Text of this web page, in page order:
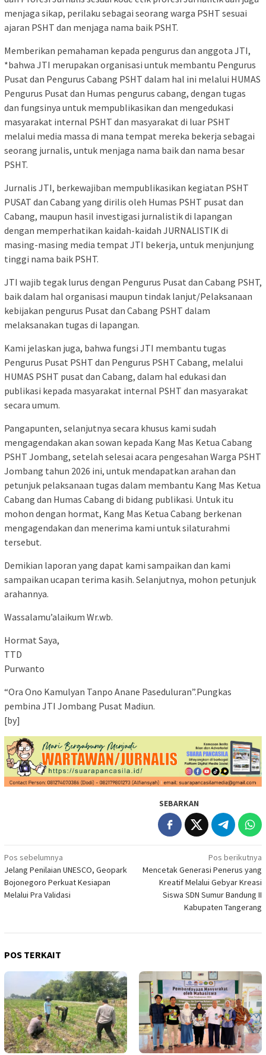
menjaga sikap, perilaku sebagai seorang warga PSHT sesuai
ajaran PSHT dan menjaga nama baik PSHT.
Memberikan pemahaman kepada pengurus dan anggota JTI,
*bahwa JTI merupakan organisasi untuk membantu Pengurus
Pusat dan Pengurus Cabang PSHT dalam hal ini melalui HUMAS
Pengurus Pusat dan Humas pengurus cabang, dengan tugas
dan fungsinya untuk mempublikasikan dan mengedukasi
masyarakat internal PSHT dan masyarakat di luar PSHT
melalui media massa di mana tempat mereka bekerja sebagai
seorang jurnalis, untuk menjaga nama baik dan nama besar
PSHT.
Jurnalis JTI, berkewajiban mempublikasikan kegiatan PSHT
PUSAT dan Cabang yang dirilis oleh Humas PSHT pusat dan
Cabang, maupun hasil investigasi jurnalistik di lapangan
dengan memperhatikan kaidah-kaidah JURNALISTIK di
masing-masing media tempat JTI bekerja, untuk menjunjung
tinggi nama baik PSHT.
JTI wajib tegak lurus dengan Pengurus Pusat dan Cabang PSHT,
baik dalam hal organisasi maupun tindak lanjut/Pelaksanaan
kebijakan pengurus Pusat dan Cabang PSHT dalam
melaksanakan tugas di lapangan.
Kami jelaskan juga, bahwa fungsi JTI membantu tugas
Pengurus Pusat PSHT dan Pengurus PSHT Cabang, melalui
HUMAS PSHT pusat dan Cabang, dalam hal edukasi dan
publikasi kepada masyarakat internal PSHT dan masyarakat
secara umum.
Pangapunten, selanjutnya secara khusus kami sudah
mengagendakan akan sowan kepada Kang Mas Ketua Cabang
PSHT Jombang, setelah selesai acara pengesahan Warga PSHT
Jombang tahun 2026 ini, untuk mendapatkan arahan dan
petunjuk pelaksanaan tugas dalam membantu Kang Mas Ketua
Cabang dan Humas Cabang di bidang publikasi. Untuk itu
mohon dengan hormat, Kang Mas Ketua Cabang berkenan
mengagendakan dan menerima kami untuk silaturahmi
tersebut.
Demikian laporan yang dapat kami sampaikan dan kami
sampaikan ucapan terima kasih. Selanjutnya, mohon petunjuk
arahannya.
Wassalamu’alaikum Wr.wb.
Hormat Saya,
TTD
Purwanto
“Ora Ono Kamulyan Tanpo Anane Paseduluran”.Pungkas
pembina JTI Jombang Pusat Madiun.
[by]
SEBARKAN
Navigasi
pos
Pos sebelumnya
Jelang Penilaian UNESCO, Geopark
Bojonegoro Perkuat Kesiapan
Melalui Pra Validasi
Pos berikutnya
Mencetak Generasi Penerus yang
Kreatif Melalui Gebyar Kreasi
Siswa SDN Sumur Bandung II
Kabupaten Tangerang
POS TERKAIT